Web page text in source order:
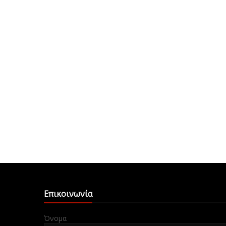
Επικοινωνία
Όνομα